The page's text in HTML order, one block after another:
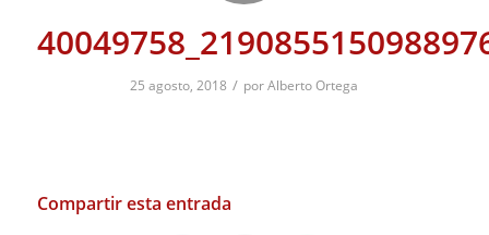
25 agosto, 2018 / porAlberto Ortega
Compartir esta entrada